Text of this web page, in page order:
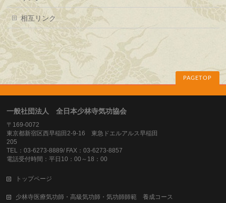
相互リンク
PAGETOP
一般社団法人 全日本少林寺気功協会
〒169-0072
東京都新宿区西早稲田2-9-16 東急ドエルアルス早稲田
205
TEL：03-6273-8889/ FAX：03-6273-8857
電話受付時間：平日10：00～18：00
トップページ
少林寺医療気功師・高級気功師・気功師師範 養成コース